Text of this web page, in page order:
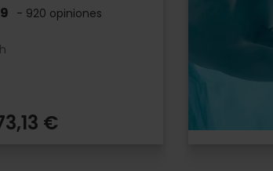
- 920 opiniones
€